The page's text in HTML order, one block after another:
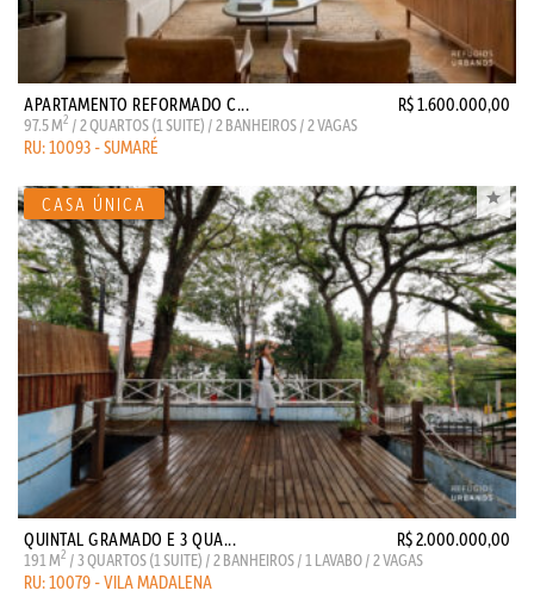
APARTAMENTO REFORMADO C... R$ 1.600.000,00
97.5 M2 / 2 QUARTOS (1 SUITE) / 2 BANHEIROS / 2 VAGAS
RU: 10093 - SUMARÉ
QUINTAL GRAMADO E 3 QUA... R$ 2.000.000,00
191 M2 / 3 QUARTOS (1 SUITE) / 2 BANHEIROS / 1 LAVABO / 2 VAGAS
RU: 10079 - VILA MADALENA